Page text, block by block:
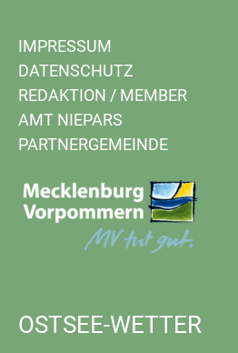
IMPRESSUM
DATENSCHUTZ
REDAKTION / MEMBER
AMT NIEPARS
PARTNERGEMEINDE
OSTSEE-WETTER